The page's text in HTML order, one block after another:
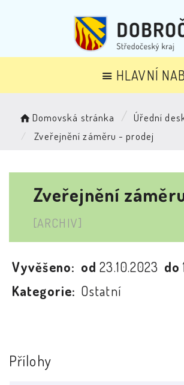
HLAVNÍ
Domovská stránka
Úřední
Zveřejnění záměru - prodej
Zveřejnění
[ARCHIV]
Vyvěšeno: od23.10.2023 do
Kategorie: Ostatní
Přílohy